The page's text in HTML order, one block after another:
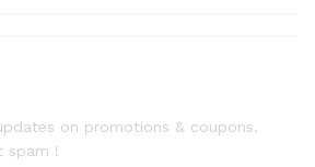
on promotions & coupons.
spam !